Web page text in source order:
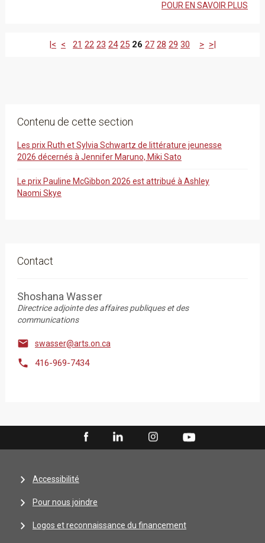
POUR EN SAVOIR PLUS
|< < 21 22 23 24 25 26 27 28 29 30 > >|
Contenu de cette section
Les prix Ruth et Sylvia Schwartz de littérature jeunesse
2026 décernés à Jennifer Maruno, Miki Sato
Le prix Pauline McGibbon 2026 est attribué à Ashley
Naomi Skye
Contact
Shoshana Wasser
Directrice adjointe des affaires publiques et des
communications
 swasser@arts.on.ca
 416-969-7434
Accessibilité
Pour nous joindre
Logos et reconnaissance du financement